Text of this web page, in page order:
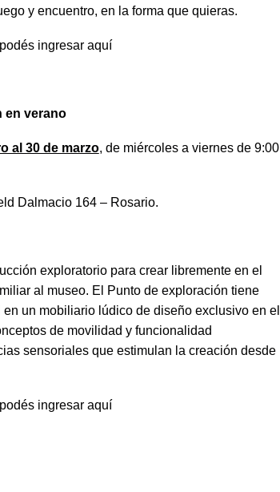
y encuentro, en la forma que quieras.
ingresar aquí
en verano
al 30 de marzo, de miércoles a viernes de 9:00
Dalmacio 164 – Rosario.
exploratorio para crear libremente en el
al museo. El Punto de exploración tiene
en un mobiliario lúdico de diseño exclusivo en el
de movilidad y funcionalidad
sensoriales que estimulan la creación desde
ingresar aquí